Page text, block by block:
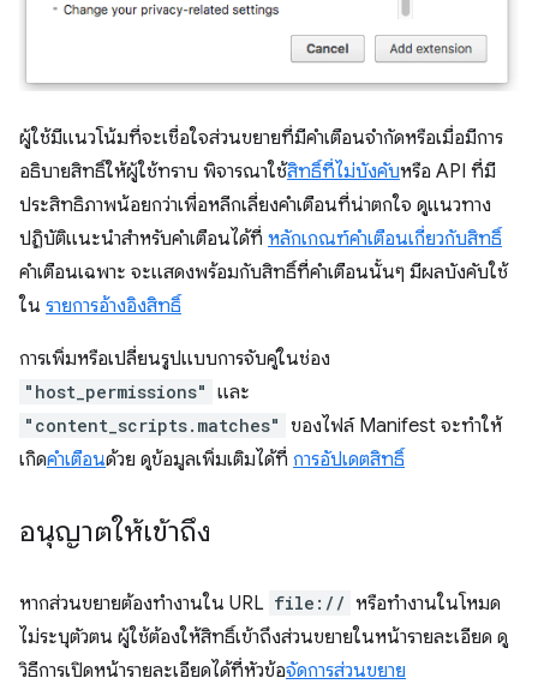
ผู้ใช้มีแนวโน้มที่จะเชื่อใจส่วนขยายที่มีคำเตือนจำกัดหรือเมื่อมีการ
อธิบายสิทธิ์ให้ผู้ใช้ทราบ พิจารณาใช้สิทธิ์ที่ไม่บังคับหรือ API ที่มี
ประสิทธิภาพน้อยกว่าเพื่อหลีกเลี่ยงคำเตือนที่น่าตกใจ ดูแนวทาง
ปฏิบัติแนะนำสำหรับคำเตือนได้ที่ หลักเกณฑ์คำเตือนเกี่ยวกับสิทธิ์
คำเตือนเฉพาะ จะแสดงพร้อมกับสิทธิ์ที่คำเตือนนั้นๆ มีผลบังคับใช้
ใน รายการอ้างอิงสิทธิ์
การเพิ่มหรือเปลี่ยนรูปแบบการจับคู่ในช่อง
"host_permissions" และ
"content_scripts.matches" ของไฟล์ Manifest จะทำให้
เกิดคำเตือนด้วย ดูข้อมูลเพิ่มเติมได้ที่ การอัปเดตสิทธิ์
อนุญาตให้เข้าถึง
หากส่วนขยายต้องทำงานใน URL file:// หรือทำงานในโหมด
ไม่ระบุตัวตน ผู้ใช้ต้องให้สิทธิ์เข้าถึงส่วนขยายในหน้ารายละเอียด ดู
วิธีการเปิดหน้ารายละเอียดได้ที่หัวข้อจัดการส่วนขยาย